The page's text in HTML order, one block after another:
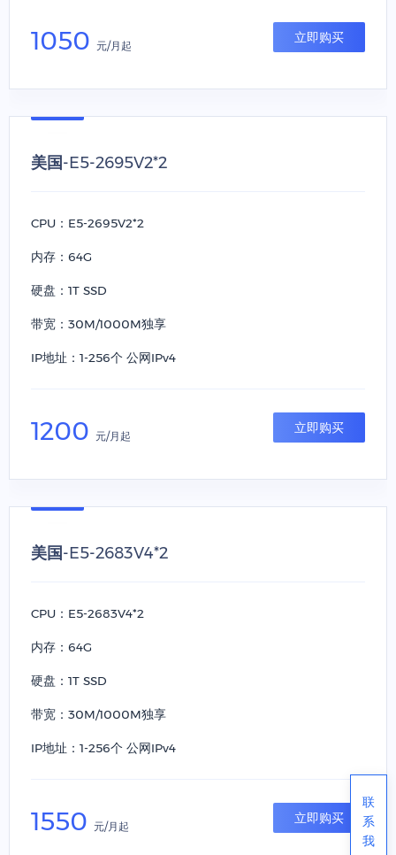
1050 元/月起
立即购买
美国-E5-2695V2*2
CPU：E5-2695V2*2
内存：64G
硬盘：1T SSD
带宽：30M/1000M独享
IP地址：1-256个 公网IPv4
1200 元/月起
立即购买
美国-E5-2683V4*2
CPU：E5-2683V4*2
内存：64G
硬盘：1T SSD
带宽：30M/1000M独享
IP地址：1-256个 公网IPv4
1550 元/月起
立即购买
联
系
我